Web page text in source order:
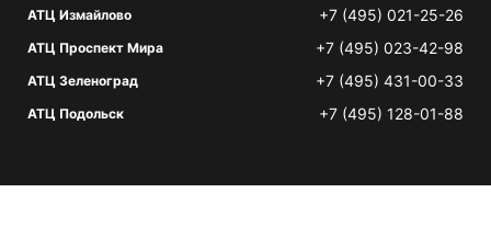
АТЦ Измайлово +7 (495) 021-25-26
АТЦ Проспект Мира +7 (495) 023-42-98
АТЦ Зеленоград +7 (495) 431-00-33
АТЦ Подольск +7 (495) 128-01-88